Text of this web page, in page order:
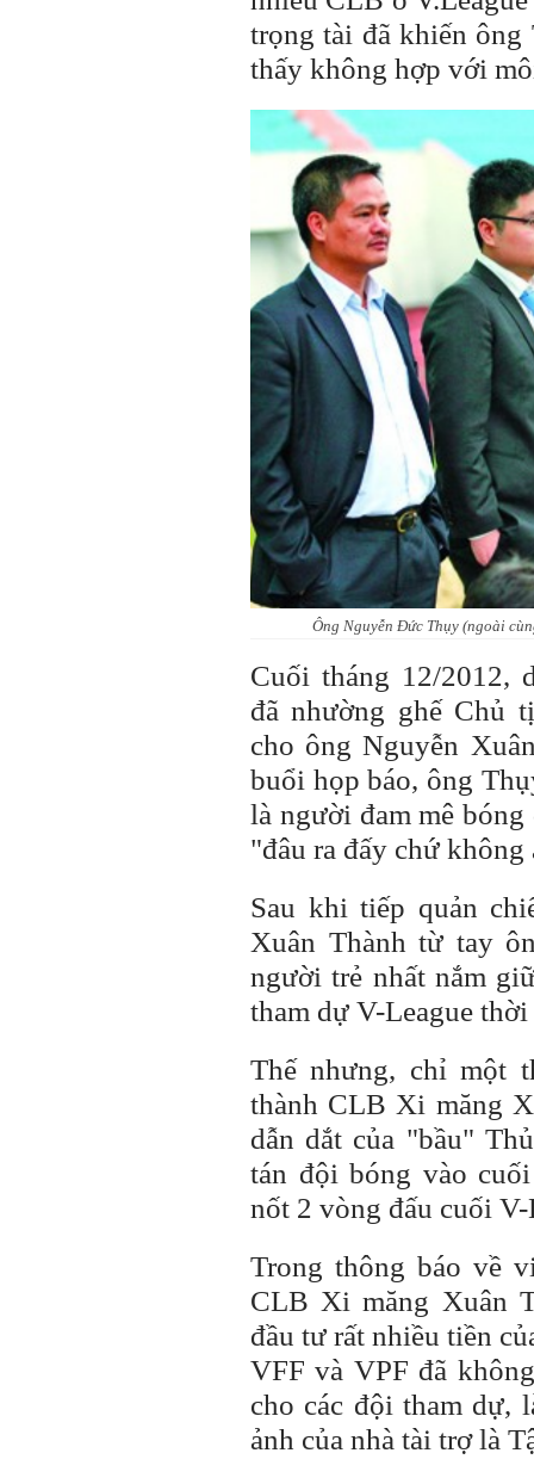
trọng tài đã khiến ông
thấy không hợp với
Ông Nguyễn Đức Thụy (ngoài
Cuối tháng 12/2012,
đã nhường ghế Chủ
cho ông Nguyễn
buổi họp báo, ông
là người đam mê bóng
"đâu ra đấy chứ
Sau khi tiếp quản
Xuân Thành từ tay
người trẻ nhất nắm
tham dự V-League
Thế nhưng, chỉ một
thành CLB Xi măng
dẫn dắt của "bầu"
tán đội bóng vào
nốt 2 vòng đấu cuối
Trong thông báo về
CLB Xi măng Xuân
đầu tư rất nhiều tiền
VFF và VPF đã
cho các đội tham dự,
ảnh của nhà tài trợ là